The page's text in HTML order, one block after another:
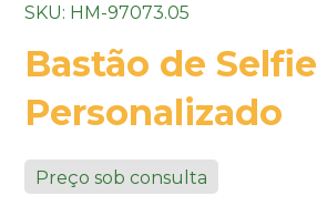
SKU: HM-97073.05
Bastão de Selfie
Personalizado
Preço sob consulta